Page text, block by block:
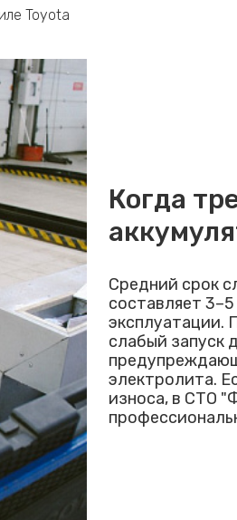
Toyota
Когда
Средний срок
составляет
эксплуатации.
слабый запуск
электролита.
износа, в СТО